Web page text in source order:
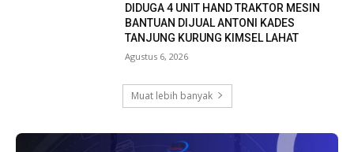
DIDUGA 4 UNIT HAND TRAKTOR MESIN
BANTUAN DIJUAL ANTONI KADES
TANJUNG KURUNG KIMSEL LAHAT
Agustus 6, 2026
Muat lebih banyak